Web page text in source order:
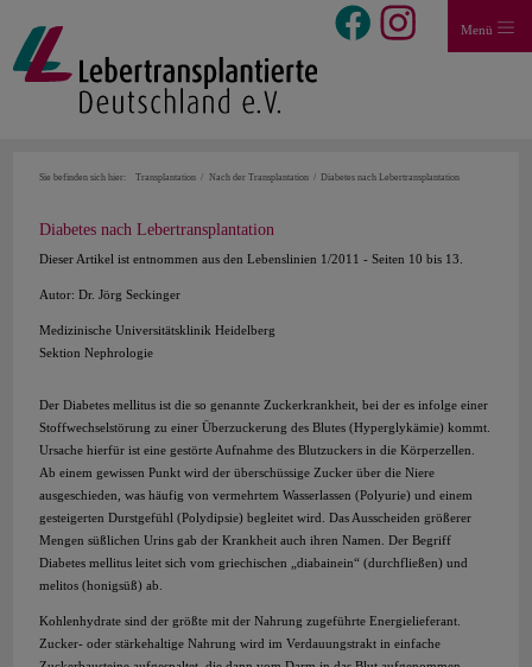
Menü
Sie befinden sich hier: Transplantation Nach der Transplantation Diabetes nach Lebertransplantation
Diabetes nach Lebertransplantation
Dieser Artikel ist entnommen aus den Lebenslinien 1/2011 - Seiten 10 bis 13.
Autor: Dr. Jörg Seckinger
Medizinische Universitätsklinik Heidelberg
Sektion Nephrologie
Der Diabetes mellitus ist die so genannte Zuckerkrankheit, bei der es infolge einer
Stoffwechselstörung zu einer Überzuckerung des Blutes (Hyperglykämie) kommt.
Ursache hierfür ist eine gestörte Aufnahme des Blutzuckers in die Körperzellen.
Ab einem gewissen Punkt wird der überschüssige Zucker über die Niere
ausgeschieden, was häufig von vermehrtem Wasserlassen (Polyurie) und einem
gesteigerten Durstgefühl (Polydipsie) begleitet wird. Das Ausscheiden größerer
Mengen süßlichen Urins gab der Krankheit auch ihren Namen. Der Begriff
Diabetes mellitus leitet sich vom griechischen „diabainein“ (durchfließen) und
melitos (honigsüß) ab.
Kohlenhydrate sind der größte mit der Nahrung zugeführte Energielieferant.
Zucker- oder stärkehaltige Nahrung wird im Verdauungstrakt in einfache